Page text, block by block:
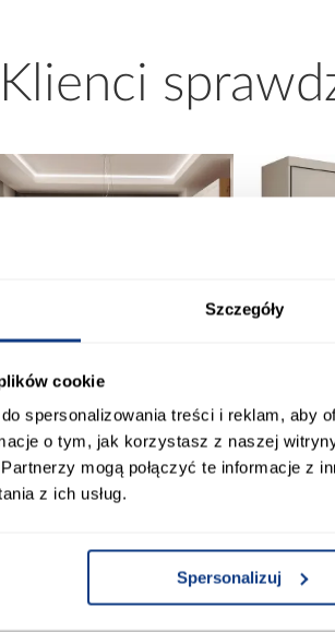
Szczegóły
cookie
spersonalizowania treści i reklam, aby
o tym, jak korzystasz z naszej
mogą połączyć te informacje z
z ich usług.
Spersonalizuj
Klienci
kaszmir/lustro
1 699,00 zł